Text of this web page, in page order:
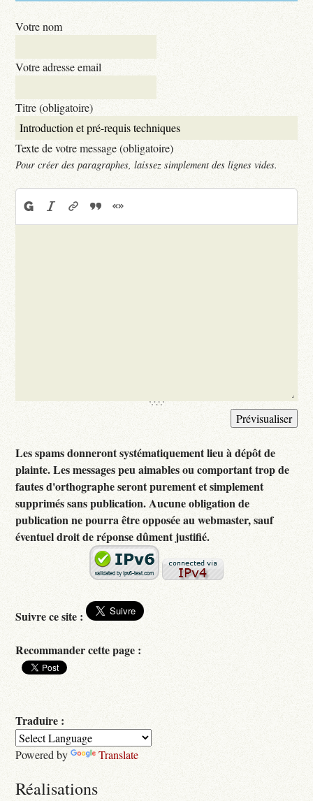
Votre nom
Votre adresse email
Titre (obligatoire)
Texte de votre message (obligatoire)
Pour créer des paragraphes, laissez simplement des lignes vides.
Les spams donneront systématiquement lieu à dépôt de
plainte. Les messages peu aimables ou comportant trop de
fautes d'orthographe seront purement et simplement
supprimés sans publication. Aucune obligation de
publication ne pourra être opposée au webmaster, sauf
éventuel droit de réponse dûment justifié.
Suivre ce site :
Recommander cette page :
Traduire :
Powered by Translate
Réalisations